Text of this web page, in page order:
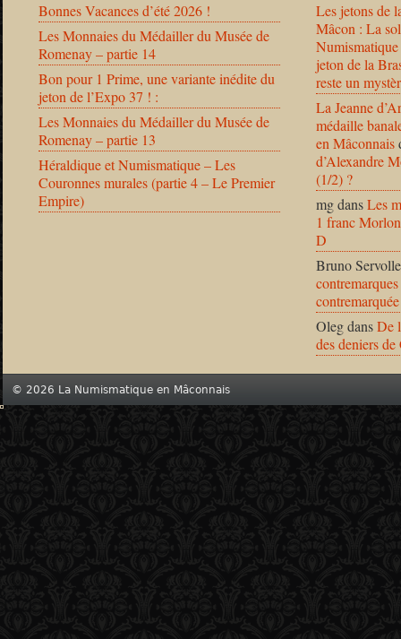
Bonnes Vacances d’été 2026 !
Les Monnaies du Médailler du Musée de
Romenay – partie 14
Bon pour 1 Prime, une variante inédite du
jeton de l’Expo 37 ! :
Les Monnaies du Médailler du Musée de
Romenay – partie 13
Héraldique et Numismatique – Les
Couronnes murales (partie 4 – Le Premier
Empire)
Les jetons de
Mâcon : La
jeton de la
reste un
La Jeanne
médaille
en Mâconnais
d’Alexandre
(1/2) ?
mgdansLes
1 franc
D
Bruno Servolle
OlegdansDe
des deniers
© 2026 La Numismatique en Mâconnais